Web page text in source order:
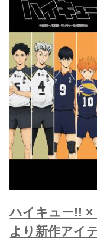
ハイキュー!! ×
より新作アイ